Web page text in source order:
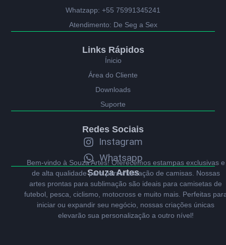
Souza Artes
Bem-vindo à Souza Artes! Oferecemos estampas exclusivas e
de alta qualidade para personalização de camisas. Nossas
artes prontas para sublimação são ideais para camisetas de
futebol, pesca, ciclismo, motocross e muito mais. Perfeitas
iniciar ou expandir seu negócio, nossas criações únicas
elevarão sua personalização a outro nível!
Whatzapp: +55 75991345241
Atendimento: De Seg a Sex
Redes Sociais
Instagram
Whatsapp
Links Rápidos
Ínicio
Área do Cliente
Downloads
Suporte